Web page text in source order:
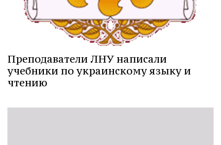
Преподаватели ЛНУ написали
учебники по украинскому языку и
чтению